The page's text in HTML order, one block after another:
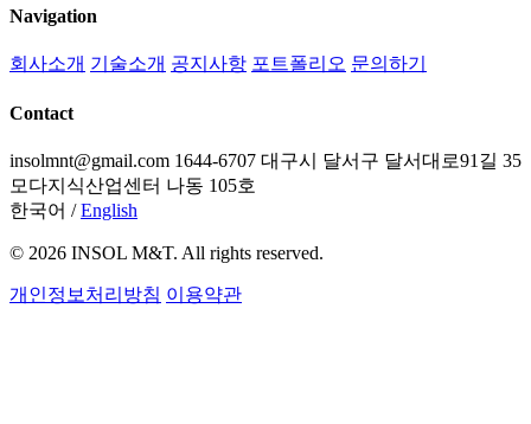
Navigation
회사소개 기술소개 공지사항 포트폴리오 문의하기
Contact
insolmnt@gmail.com 1644-6707 대구시 달서구 달서대로91길 35
모다지식산업센터 나동 105호
한국어 / English
© 2026 INSOL M&T. All rights reserved.
개인정보처리방침 이용약관